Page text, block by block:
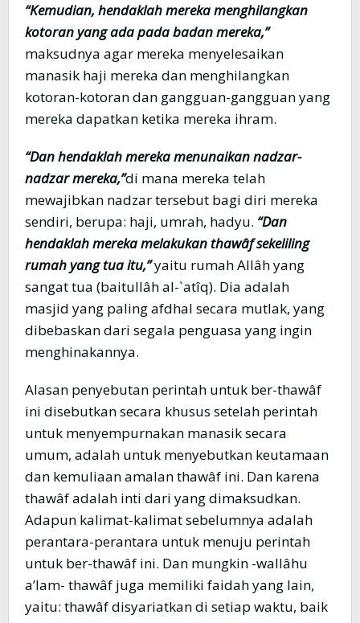
“Kemudian, hendaklah mereka menghilangkan
kotoran yang ada pada badan mereka,”
maksudnya agar mereka menyelesaikan
manasik haji mereka dan menghilangkan
kotoran-kotoran dan gangguan-gangguan yang
mereka dapatkan ketika mereka ihram.
“Dan hendaklah mereka menunaikan nadzar-
nadzar mereka,”di mana mereka telah
mewajibkan nadzar tersebut bagi diri mereka
sendiri, berupa: haji, umrah, hadyu. “Dan
hendaklah mereka melakukan thawâf sekeliling
rumah yang tua itu,”yaitu rumah Allâh yang
sangat tua (baitullâh al-`atîq). Dia adalah
masjid yang paling afdhal secara mutlak, yang
dibebaskan dari segala penguasa yang ingin
menghinakannya.
Alasan penyebutan perintah untuk ber-thawâf
ini disebutkan secara khusus setelah perintah
untuk menyempurnakan manasik secara
umum, adalah untuk menyebutkan keutamaan
dan kemuliaan amalan thawâf ini. Dan karena
thawâf adalah inti dari yang dimaksudkan.
Adapun kalimat-kalimat sebelumnya adalah
perantara-perantara untuk menuju perintah
untuk ber-thawâf ini. Dan mungkin -wallâhu
a’lam- thawâf juga memiliki faidah yang lain,
yaitu: thawâf disyariatkan di setiap waktu, baik